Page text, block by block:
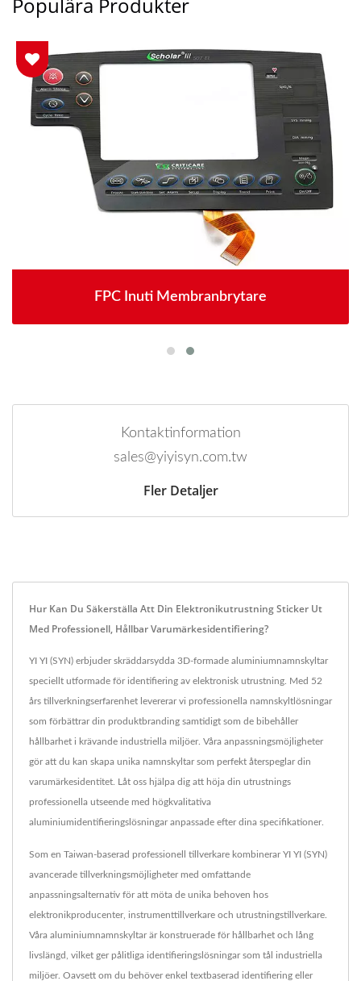
FPC Inuti Membranbrytare
Kontaktinformation
sales@yiyisyn.com.tw
Fler Detaljer
Hur Kan Du Säkerställa Att Din Elektronikutrustning Sticker Ut
Med Professionell, Hållbar Varumärkesidentifiering?
YI YI (SYN) erbjuder skräddarsydda 3D-formade aluminiumnamnskyltar
speciellt utformade för identifiering av elektronisk utrustning. Med 52
års tillverkningserfarenhet levererar vi professionella namnskyltlösningar
som förbättrar din produktbranding samtidigt som de bibehåller
hållbarhet i krävande industriella miljöer. Våra anpassningsmöjligheter
gör att du kan skapa unika namnskyltar som perfekt återspeglar din
varumärkesidentitet. Låt oss hjälpa dig att höja din utrustnings
professionella utseende med högkvalitativa
aluminiumidentifieringslösningar anpassade efter dina specifikationer.
Som en Taiwan-baserad professionell tillverkare kombinerar YI YI (SYN)
avancerade tillverkningsmöjligheter med omfattande
anpassningsalternativ för att möta de unika behoven hos
elektronikproducenter, instrumenttillverkare och utrustningstillverkare.
Våra aluminiumnamnskyltar är konstruerade för hållbarhet och lång
livslängd, vilket ger pålitliga identifieringslösningar som tål industriella
miljöer. Oavsett om du behöver enkel textbaserad identifiering eller